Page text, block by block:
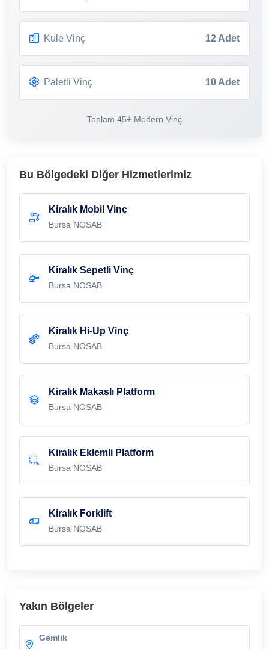
Kule Vinç 12 Adet
Paletli Vinç 10 Adet
Toplam 45+ Modern Vinç
Bu Bölgedeki Diğer Hizmetlerimiz
Kiralık Mobil Vinç
Bursa NOSAB
Kiralık Sepetli Vinç
Bursa NOSAB
Kiralık Hi-Up Vinç
Bursa NOSAB
Kiralık Makaslı Platform
Bursa NOSAB
Kiralık Eklemli Platform
Bursa NOSAB
Kiralık Forklift
Bursa NOSAB
Yakın Bölgeler
Gemlik